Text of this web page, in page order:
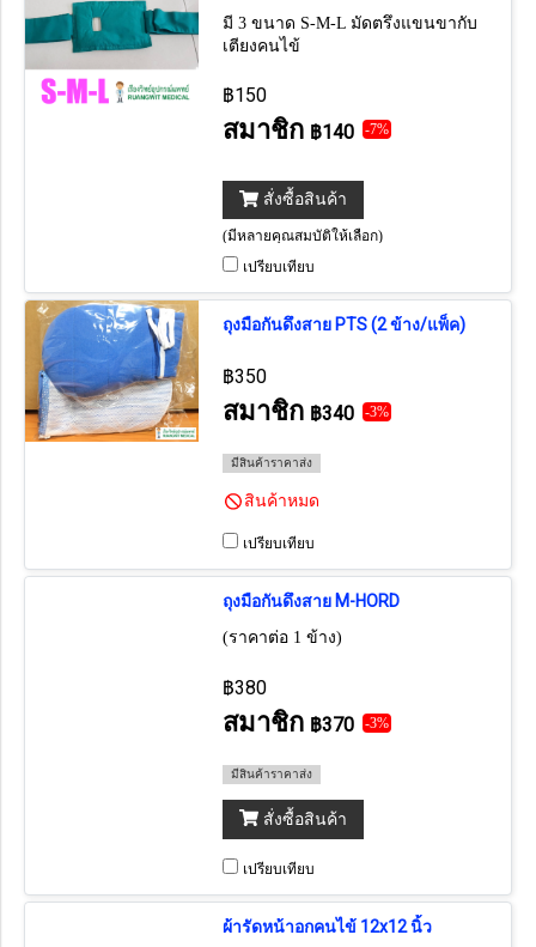
มี 3 ขนาด S-M-L มัดตรึงแขนขากับ
เตียงคนไข้
฿150
สมาชิก ฿140 -7%
สั่งซื้อสินค้า
(มีหลายคุณสมบัติให้เลือก)
เปรียบเทียบ
ถุงมือกันดึงสาย PTS (2 ข้าง/แพ็ค)
฿350
สมาชิก ฿340 -3%
มีสินค้าราคาส่ง
สินค้าหมด
เปรียบเทียบ
ถุงมือกันดึงสาย M-HORD
(ราคาต่อ 1 ข้าง)
฿380
สมาชิก ฿370 -3%
มีสินค้าราคาส่ง
สั่งซื้อสินค้า
เปรียบเทียบ
ผ้ารัดหน้าอกคนไข้ 12x12 นิ้ว